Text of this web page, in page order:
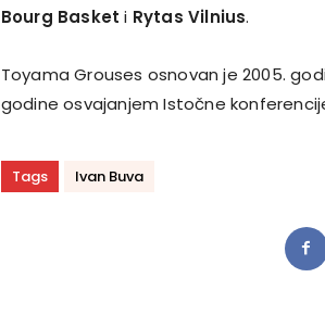
Bourg Basket i Rytas Vilnius.
Toyama Grouses osnovan je 2005.
godine osvajanjem Istočne
Tags Ivan Buva